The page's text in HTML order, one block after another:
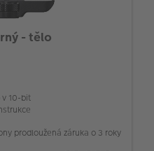
- tělo
10-bit
prodloužená záruka o 3 roky